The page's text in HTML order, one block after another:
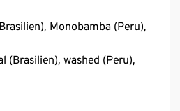
Monobamba (Peru),
(Brasilien), washed (Peru),
Caturra & Typica